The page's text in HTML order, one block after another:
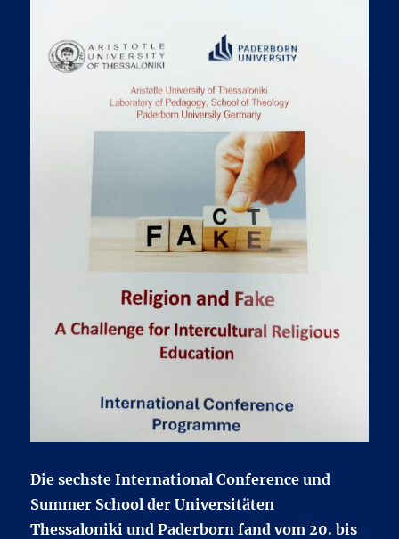
Die sechste International Conference und
Summer School der Universitäten
Thessaloniki und Paderborn fand vom 20. bis